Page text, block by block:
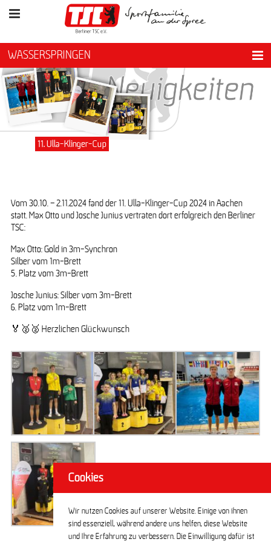
WASSERSPRINGEN
11. Ulla-Klinger-Cup
Vom 30.10. – 2.11.2024 fand der 11. Ulla-Klinger-Cup 2024 in Aachen
statt. Max Otto und Josche Junius vertraten dort erfolgreich den Berliner
TSC:
Max Otto: Gold in 3m-Synchron
Silber vom 1m-Brett
5. Platz vom 3m-Brett
Josche Junius: Silber vom 3m-Brett
6. Platz vom 1m-Brett
🏅🥈🥈 Herzlichen Glückwunsch
Cookies
Wir nutzen Cookies auf unserer Website. Einige von ihnen
sind essenziell, während andere uns helfen, diese Website
und Ihre Erfahrung zu verbessern. Die Einwilligung dafür ist